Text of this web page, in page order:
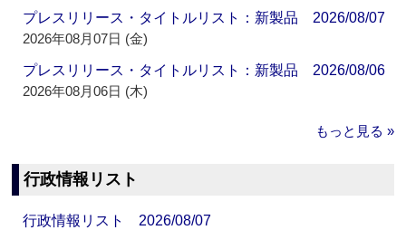
プレスリリース・タイトルリスト：新製品 2026/08/07
2026年08月07日 (金)
プレスリリース・タイトルリスト：新製品 2026/08/06
2026年08月06日 (木)
もっと見る »
行政情報リスト
行政情報リスト 2026/08/07